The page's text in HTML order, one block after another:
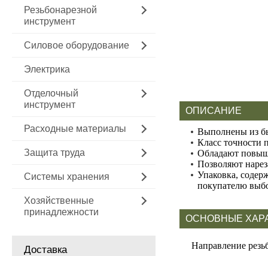
Резьбонарезной
инструмент
Силовое оборудование
Электрика
Отделочный
инструмент
Расходные материалы
Защита труда
Системы хранения
Хозяйственные
принадлежности
Доставка
ОПИСАНИЕ
Выполнены из
Класс точности
Обладают
Позволяют
Упаковка,
покупателю
ОСНОВНЫЕ
Направление